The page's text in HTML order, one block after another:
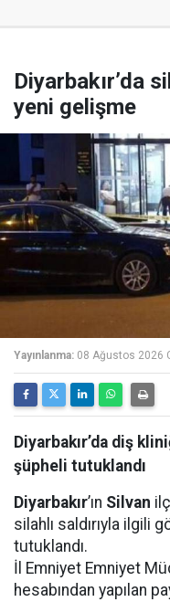
Diyarbakır’da
yeni gelişme
Yayınlanma: 08 Ağustos 2026
Diyarbakır’da diş
şüpheli tutuklandı
Diyarbakır’ın Silvan
silahlı saldırıyla ilgili
tutuklandı.
İl Emniyet Emniyet
hesabından yapılan